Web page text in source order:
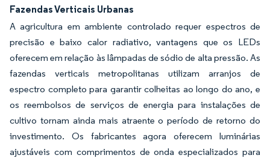
Fazendas Verticais Urbanas
A agricultura em ambiente controlado requer espectros de
precisão e baixo calor radiativo, vantagens que os LEDs
oferecem em relação às lâmpadas de sódio de alta pressão. As
fazendas verticais metropolitanas utilizam arranjos de
espectro completo para garantir colheitas ao longo do ano, e
os reembolsos de serviços de energia para instalações de
cultivo tornam ainda mais atraente o período de retorno do
investimento. Os fabricantes agora oferecem luminárias
ajustáveis com comprimentos de onda especializados para